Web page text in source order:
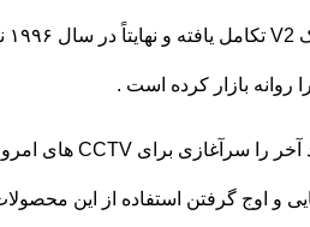
روانه بازار کرده است .
و اوج گرفتن استفاده از این